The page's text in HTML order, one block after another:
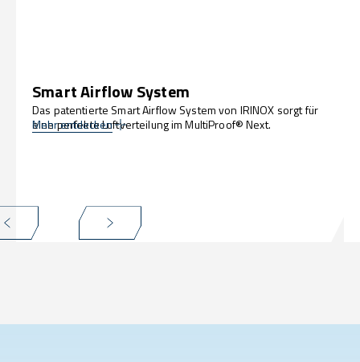
Smart Airflow System
Das patentierte Smart Airflow System von IRINOX sorgt für
eine perfekte Luftverteilung im MultiProof® Next.
Mehr entdecken